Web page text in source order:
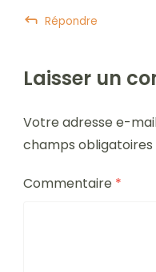
Répondre
Laisser un
Votre adresse e-
champs obligatoires
Commentaire *